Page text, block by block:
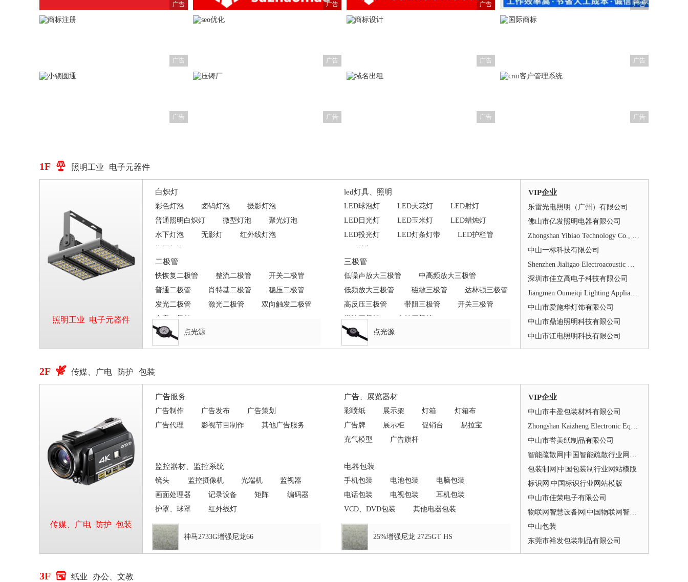
广告 广告 广告 广告
广告 广告 广告 广告
广告 广告 广告 广告
1F  照明工业 电子元器件
照明工业 电子元器件
白炽灯
彩色灯泡 卤钨灯泡
摄影灯泡
普通照明白炽灯
微型灯泡
聚光灯泡
水下灯泡
无影灯
红外线灯泡
led灯具、照明
LED球泡灯 LED天花灯
LED射灯
LED日光灯
LED玉米灯
LED蜡烛灯
LED投光灯
LED灯条灯带
LED护栏管
二极管
快恢复二极管 整流二极管
开关二极管
普通二极管
肖特基二极管
稳压二极管
发光二极管
激光二极管
双向触发二极管
变容二极管
三极管
低噪声放大三极管
中高频放大三极管
低频放大三极管
磁敏三极管
达林顿三极管
高反压三极管
带阻三极管
开关三极管
微波三极管
点光源
点光源
VIP企业
乐雷光电照明（广州）有限公司
佛山市亿发照明电器有限公司
Zhongshan Yibiao Technology Co., Ltd.
中山一标科技有限公司
Shenzhen Jialigao Electroacoustic Mall Co., Ltd.
深圳市佳立高电子科技有限公司
Jiangmen Oumeiqi Lighting Appliance Co.Ltd
中山市爱施华灯饰有限公司
中山市鼎迪照明科技有限公司
中山市江电照明科技有限公司
2F  传媒、广电 防护 包装
传媒、广电 防护 包装
广告服务
广告制作 广告发布
广告策划
广告代理
影视节目制作 其他广告服务
广告、展览器材
彩喷纸 展示架 灯箱
灯箱布
广告牌
展示柜 促销台
易拉宝
充气模型
广告旗杆
监控器材、监控系统
镜头 监控摄像机 光端机
监视器
画面处理器
记录设备 矩阵
编码器
护罩、球罩
红外线灯
电器包装
手机包装 电池包装
电脑包装
电话包装
电视包装
耳机包装
VCD、DVD包装
其他电器包装
神马2733G增强尼龙66 25%增强尼龙 2725GT HS
VIP企业
中山市丰盈包装材料有限公司
Zhongshan Kaizheng Electronic Equipment Co.,Ltd.
中山市誉美纸制品有限公司
智能疏散网|中国智能疏散行业网站模版
包装制网|中国包装制行业网站模版
标识网|中国标识行业网站模版
中山市佳荣电子有限公司
物联网智慧设备网|中国物联网智慧设备行业网站模版
中山包装
东莞市裕发包装制品有限公司
3F  纸业 办公、文教